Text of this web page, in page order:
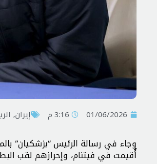
01/06/2026 3:16 م إيران,
وجاء في رسالة الرئيس “بزشكيان”
أُقيمت في فيتنام، وإحرازهم لقب